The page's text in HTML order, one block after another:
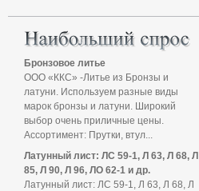
Бронзовое литье
ООО «ККС» -Литье из Бронзы и
латуни. Используем разные виды
марок бронзы и латуни. Широкий
выбор очень приличные цены.
Ассортимент: Прутки, втул...
Латунный лист: ЛС 59-1, Л 63, Л 68, Л
85, Л 90, Л 96, ЛО 62-1 и др.
Латунный лист: ЛС 59-1, Л 63, Л 68, Л